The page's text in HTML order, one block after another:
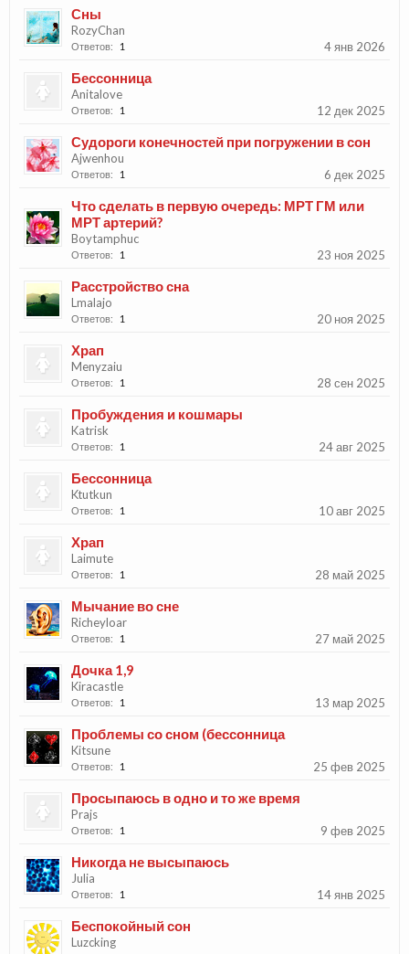
Сны
RozyChan
Ответов: 1 4 янв 2026
Бессонница
Anitalove
Ответов: 1 12 дек 2025
Судороги конечностей при погружении в сон
Ajwenhou
Ответов: 1 6 дек 2025
Что сделать в первую очередь: МРТ ГМ или
МРТ артерий?
Boytamphuc
Ответов: 1 23 ноя 2025
Расстройство сна
Lmalajo
Ответов: 1 20 ноя 2025
Храп
Menyzaiu
Ответов: 1 28 сен 2025
Пробуждения и кошмары
Katrisk
Ответов: 1 24 авг 2025
Бессонница
Ktutkun
Ответов: 1 10 авг 2025
Храп
Laimute
Ответов: 1 28 май 2025
Мычание во сне
Richeyloar
Ответов: 1 27 май 2025
Дочка 1,9
Kiracastle
Ответов: 1 13 мар 2025
Проблемы со сном (бессонница
Kitsune
Ответов: 1 25 фев 2025
Просыпаюсь в одно и то же время
Prajs
Ответов: 1 9 фев 2025
Никогда не высыпаюсь
Julia
Ответов: 1 14 янв 2025
Беспокойный сон
Luzcking